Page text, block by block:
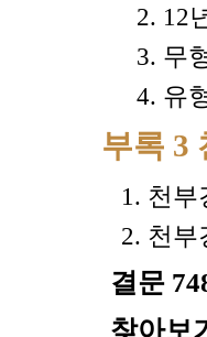
2. 12
3. 무
4. 유
부록 3
1. 천부
2. 천부
결문
찾아보